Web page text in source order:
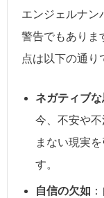
エンジェルナン
警告でもありま
点は以下の通り
ネガティブ
今、不安や
まない現実
す。
自信の欠如